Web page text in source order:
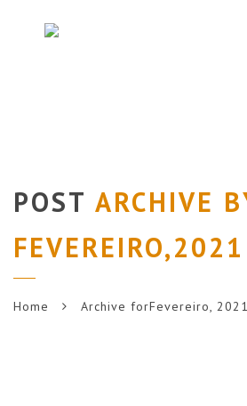
POST ARCHIVE
FEVEREIRO,2021
Home Archive forFevereiro, 2021